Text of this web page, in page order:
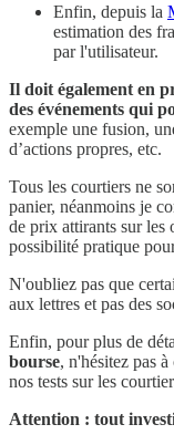
Enfin, depuis la
estimation des
par l'utilisateur.
Il doit également en
des événements qui
exemple une fusion,
d’actions propres, etc.
Tous les courtiers ne
panier, néanmoins je
de prix attirants sur les
possibilité pratique
N'oubliez pas que
aux lettres et pas des
Enfin, pour plus de
bourse, n'hésitez pas
nos tests sur les
Attention : tout